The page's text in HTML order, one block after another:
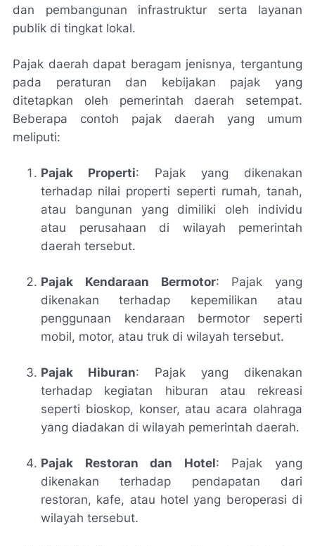
dan pembangunan infrastruktur serta layanan
publik di tingkat lokal.
Pajak daerah dapat beragam jenisnya, tergantung
pada peraturan dan kebijakan pajak yang
ditetapkan oleh pemerintah daerah setempat.
Beberapa contoh pajak daerah yang umum
meliputi:
Pajak Properti: Pajak yang dikenakan
terhadap nilai properti seperti rumah, tanah,
atau bangunan yang dimiliki oleh individu
atau perusahaan di wilayah pemerintah
daerah tersebut.
Pajak Kendaraan Bermotor: Pajak yang
dikenakan terhadap kepemilikan atau
penggunaan kendaraan bermotor seperti
mobil, motor, atau truk di wilayah tersebut.
Pajak Hiburan: Pajak yang dikenakan
terhadap kegiatan hiburan atau rekreasi
seperti bioskop, konser, atau acara olahraga
yang diadakan di wilayah pemerintah daerah.
Pajak Restoran dan Hotel: Pajak yang
dikenakan terhadap pendapatan dari
restoran, kafe, atau hotel yang beroperasi di
wilayah tersebut.